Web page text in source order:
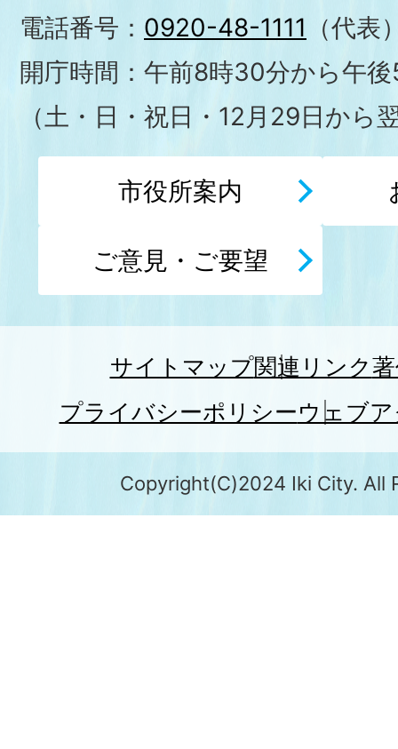
電話番号： 0920-48-1111 （代表
開庁時間：午前8時30分から午
（土・日・祝日・12月29日から
市役所案内
ご意見・ご要望
サイトマップ関連リンク
プライバシーポリシーウェブ
Copyright(C)2024 Iki City. All